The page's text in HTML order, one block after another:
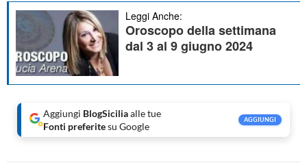
Leggi Anche:
Oroscopo della settimana
dal 3 al 9 giugno 2024
Aggiungi BlogSiciliaalle tue
Fonti preferitesu Google
AGGIUNGI